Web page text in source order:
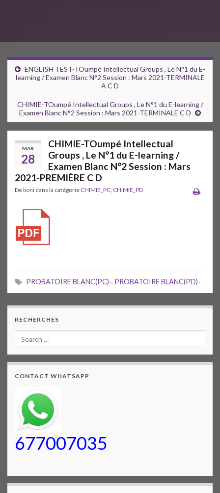
ENGLISH TEST-TOumpé Intellectual Groups , Le N°1 du E-
learning / Examen Blanc N°2 Session : Mars 2021-TERMINALE
A C D
CHIMIE-TOumpé Intellectual Groups , Le N°1 du E-learning /
Examen Blanc N°2 Session : Mars 2021-TERMINALE C D
MAR
28
CHIMIE-TOumpé Intellectual
Groups , Le N°1 du E-learning /
Examen Blanc N°2 Session : Mars
2021-PREMIÈRE C D
Deboni dans la catégorie CHIMIE_PC, CHIMIE_PD
PROBATOIRE BLANC(PC)-, PROBATOIRE BLANC(PD)-
RECHERCHES
CONTACT WHATSAPP
677007035